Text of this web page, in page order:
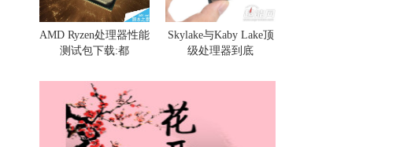
AMD Ryzen处理器性能
测试包下载:都
Skylake与Kaby Lake顶
级处理器到底